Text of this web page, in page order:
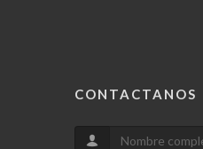
CONTACTANOS